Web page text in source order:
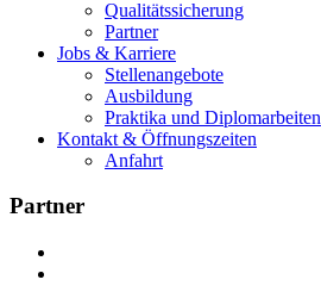
Qualitätssicherung
Partner
Jobs & Karriere
Stellenangebote
Ausbildung
Praktika und Diplomarbeiten
Kontakt & Öffnungszeiten
Anfahrt
Partner